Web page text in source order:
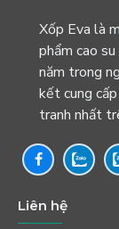
Xốp Eva là
phẩm cao
năm trong
kết cung
tranh nhất
Liên hệ